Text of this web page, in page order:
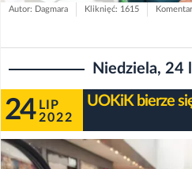
Autor: Dagmara Kliknięć: 1615
Niedziela, 24
24 LIP
2022
UOKiK bierze